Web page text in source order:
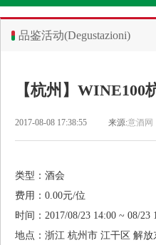
品鉴活动(Degustazioni)
【杭州】
2017-08-08 17:38:55 来源:意酒网
类型：酒会
费用：0.00元/位
时间：2017/08/23 14:00 ~ 08/23
地点：浙江 杭州市 江干区 解